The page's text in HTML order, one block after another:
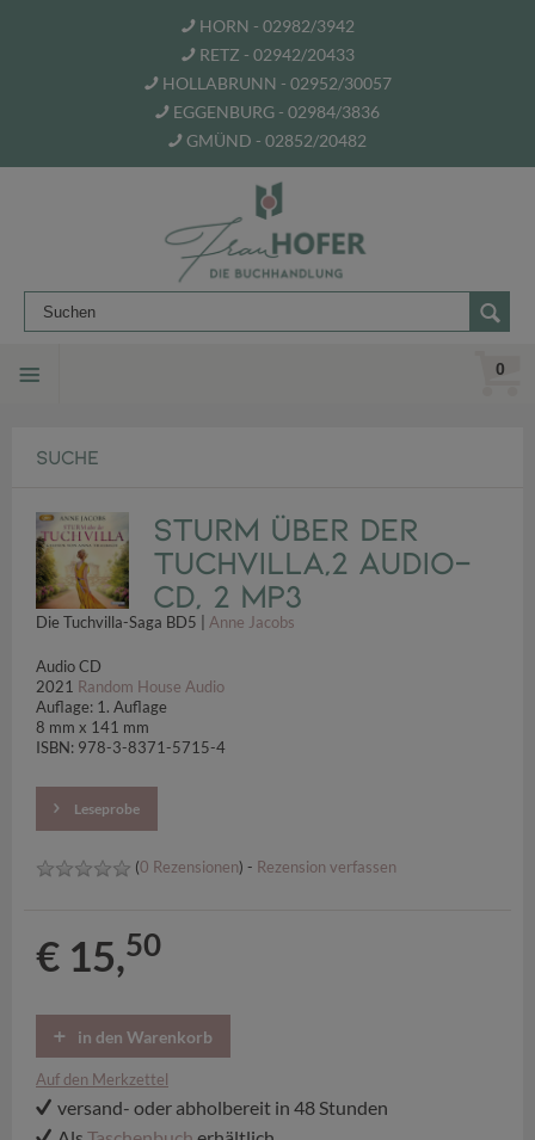
HORN - 02982/3942
RETZ - 02942/20433
HOLLABRUNN - 02952/30057
EGGENBURG - 02984/3836
GMÜND - 02852/20482
0
SUCHE
Sturm über der
Tuchvilla,2 Audio-
CD, 2 MP3
Die Tuchvilla-Saga BD5 | Anne Jacobs
Audio CD
2021 Random House Audio
Auflage: 1. Auflage
8 mm x 141 mm
ISBN: 978-3-8371-5715-4
Leseprobe
(0 Rezensionen) - Rezension verfassen
€ 15,50
in den Warenkorb
Auf den Merkzettel
versand- oder abholbereit in 48 Stunden